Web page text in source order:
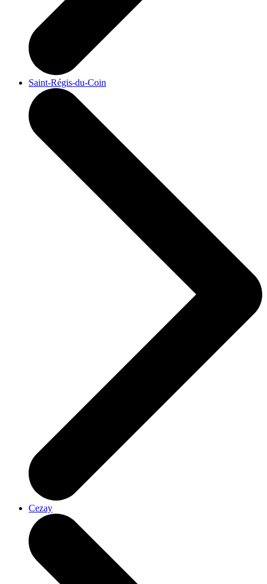
Saint-Régis-du-Coin
Cezay